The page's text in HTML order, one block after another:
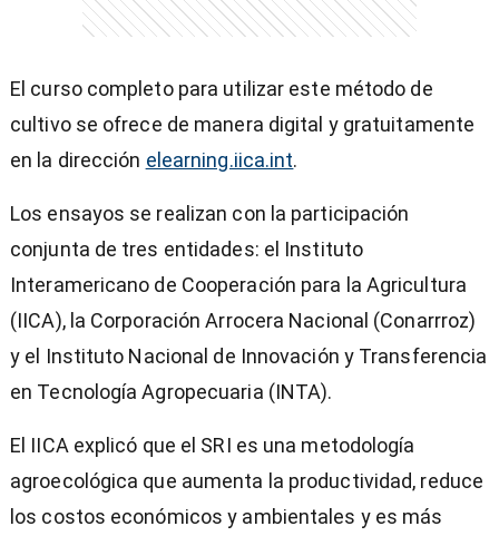
El curso completo para utilizar este método de
cultivo se ofrece de manera digital y gratuitamente
en la dirección elearning.iica.int.
Los ensayos se realizan con la participación
conjunta de tres entidades: el Instituto
Interamericano de Cooperación para la Agricultura
(IICA), la Corporación Arrocera Nacional (Conarrroz)
y el Instituto Nacional de Innovación y Transferencia
en Tecnología Agropecuaria (INTA).
El IICA explicó que el SRI es una metodología
agroecológica que aumenta la productividad, reduce
los costos económicos y ambientales y es más